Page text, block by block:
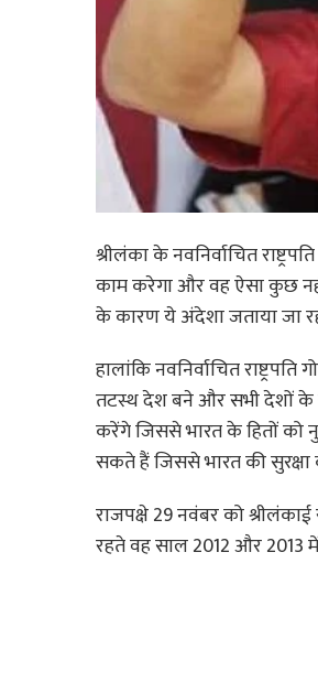
श्रीलंका के नवनिर्वाचित
काम करेगा और वह ऐसा कुछ
के कारण ये अंदेशा जताया जा
हालांकि नवनिर्वाचित
तटस्थ देश बने और सभी देशों के
करेंगे जिससे भारत के हितों को
सकते हैं जिससे भारत की सुरक्षा
राजपक्षे 29 नवंबर को
रहते वह साल 2012 और 2013